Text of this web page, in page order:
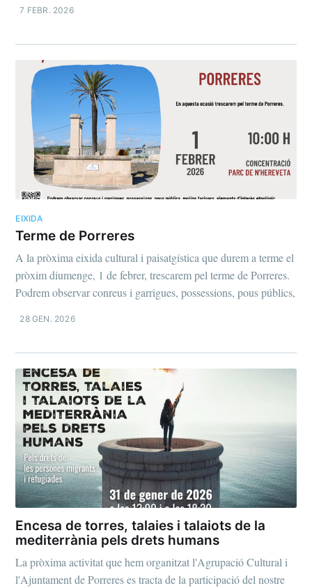
7 FEBR. 2026
EIXIDA
Terme de Porreres
A la pròxima eixida cultural i paisatgística que durem a terme el
pròxim diumenge, 1 de febrer, trescarem pel terme de Porreres.
Podrem observar conreus i garrigues, possessions, pous públics,
28 GEN. 2026
Encesa de torres, talaies i talaiots de la
mediterrània pels drets humans
La pròxima activitat que hem organitzat l'Agrupació Cultural i
l'Ajuntament de Porreres es tracta de la participació del nostre